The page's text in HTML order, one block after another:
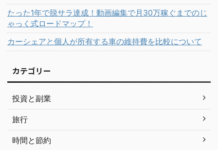
たった1年で脱サラ達成！動画編集で月30万稼ぐまでのじ
ゃっく式ロードマップ！
カーシェアと個人が所有する車の維持費を比較について
カテゴリー
投資と副業
旅行
時間と節約